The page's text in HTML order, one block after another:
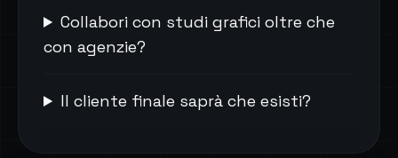
Collabori con studi grafici oltre che
con agenzie?
Il cliente finale saprà che esisti?